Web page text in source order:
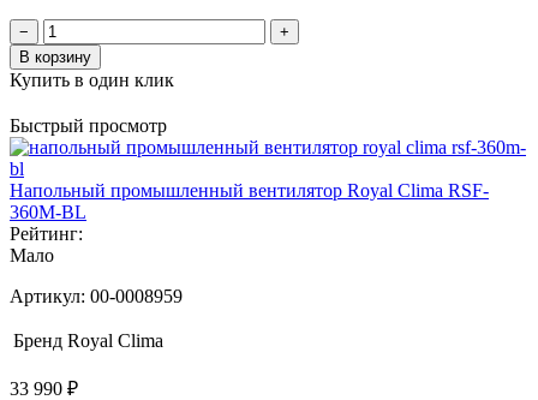
−
+
В корзину
Купить в один клик
Быстрый просмотр
Напольный промышленный вентилятор Royal Clima RSF-
360M-BL
Рейтинг:
Мало
Артикул: 00-0008959
Бренд Royal Clima
33 990 ₽